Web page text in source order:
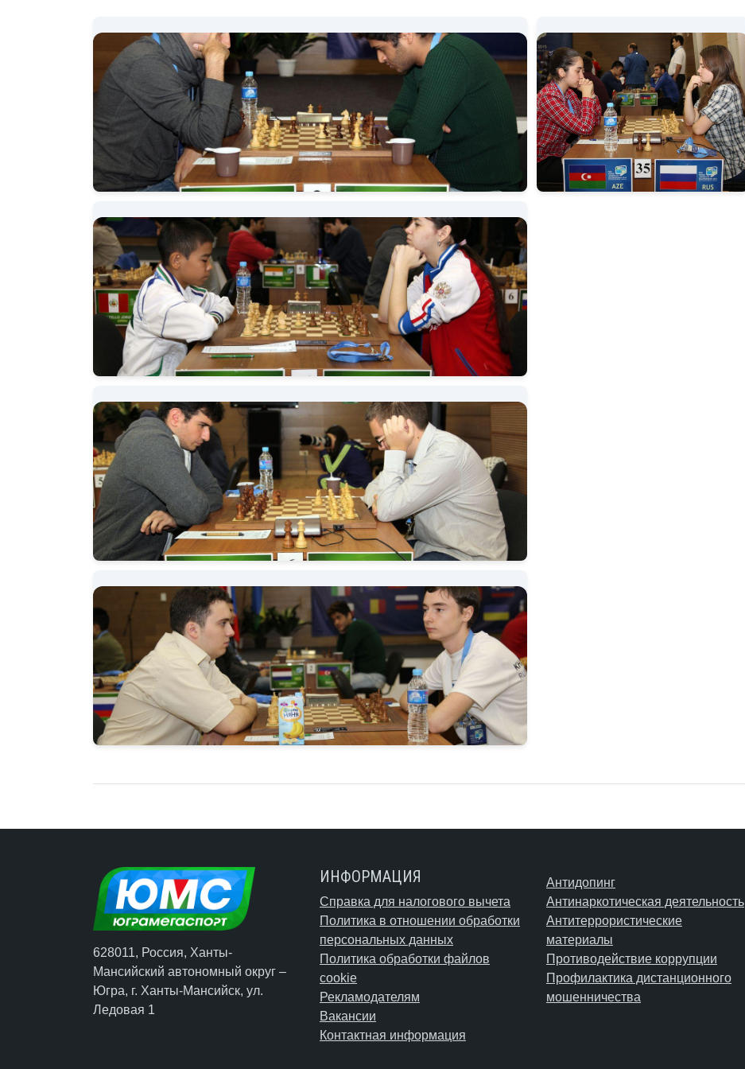
628011, Россия, Ханты-
Мансийский автономный округ –
Югра, г. Ханты-Мансийск, ул.
Ледовая 1
ИНФОРМАЦИЯ
Справка для налогового вычета
Политика в отношении обработки
персональных данных
Политика обработки файлов
cookie
Рекламодателям
Вакансии
Контактная информация
Антидопинг
Антинаркотическая деятельность
Антитеррористические
материалы
Противодействие коррупции
Профилактика дистанционного
мошенничества